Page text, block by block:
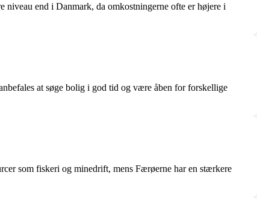
end i Danmark, da omkostningerne ofte er højere i
at søge bolig i god tid og være åben for forskellige
som fiskeri og minedrift, mens Færøerne har en stærkere